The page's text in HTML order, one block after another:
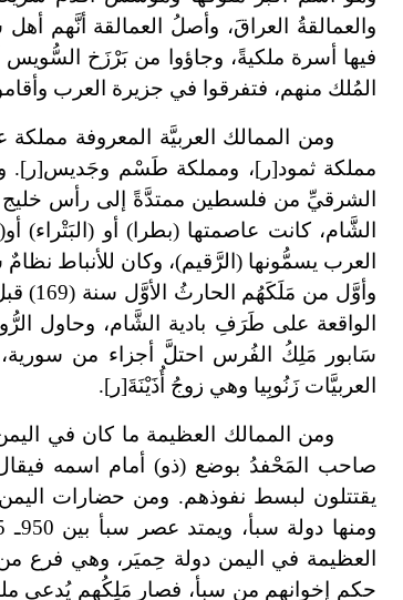
والعمالقةُ العراقَ، وأصلُ العمالقة أنَّهم
المُلك منهم، فتفرقوا في جزيرة العرب
ومن الممالك العربيَّة المعروفة
مملكة ثمود[ر]، ومملكة طَسْم وجَديس[ر].
الشرقيِّ من فلسطين ممتدَّةً إلى رأس خليج
الشَّام، كانت عاصمتها (بطرا) أو
العرب يسمُّونها (الرَّقيم)، وكان للأنباط
وأوَّل
الواقعة على طَرَفِ بادية الشَّام، وحاول
سَابور مَلِكُ الفُرس احتلَّ أجزاء من سورية،
العربيَّات زَنُوبِيا وهي زوجُ أُذَيْنَةَ[ر].
ومن الممالك العظيمة ما كان في
صاحب المَحْفدُ بوضع (ذو) أمام اسمه
يقتتلون لبسط نفوذهم. ومن حضارات
العظيمة في اليمن دولة حِميَر، وهي فرع
حكم إخوانهم من سبأ، فصار مَلِكُهم يُدعى